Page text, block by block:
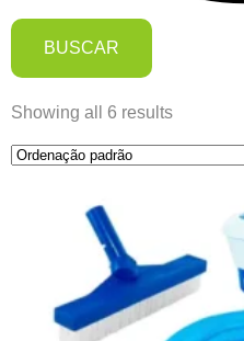
BUSCAR
Showing all 6 results